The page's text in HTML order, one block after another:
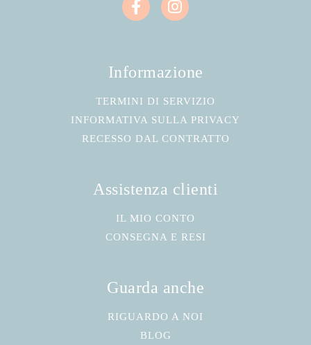
Informazione
TERMINI DI SERVIZIO
INFORMATIVA SULLA PRIVACY
RECESSO DAL CONTRATTO
Assistenza clienti
IL MIO CONTO
CONSEGNA E RESI
Guarda anche
RIGUARDO A NOI
BLOG